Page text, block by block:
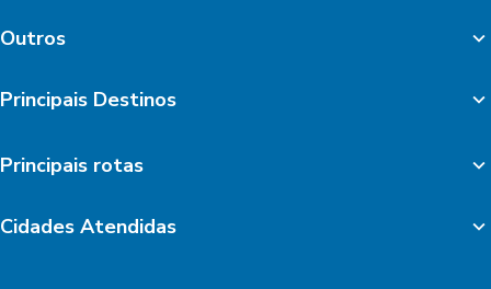
Outros
Principais Destinos
Principais rotas
Cidades Atendidas